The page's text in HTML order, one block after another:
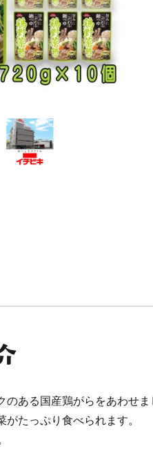
ある国産鶏がらをあわせま
たっぷり食べられます。